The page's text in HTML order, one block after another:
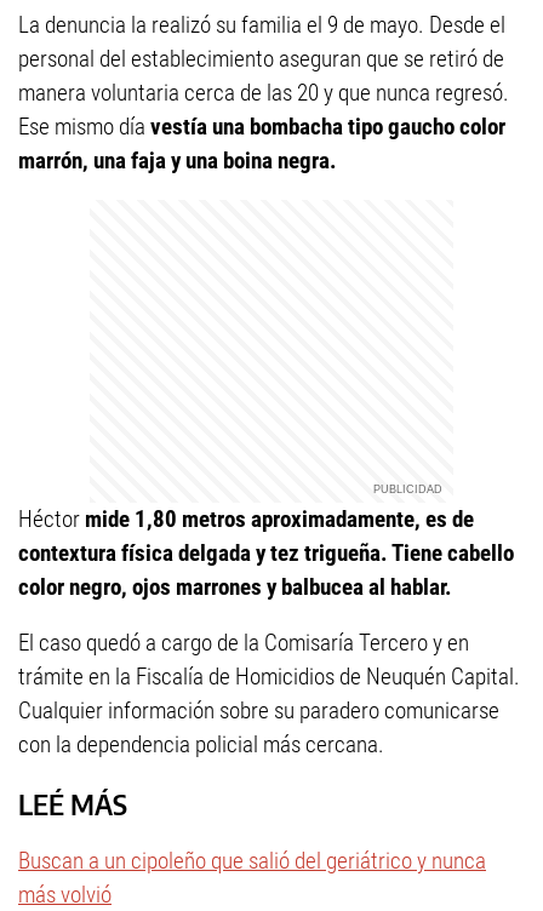
La denuncia la realizó su familia el 9 de mayo. Desde el
personal del establecimiento aseguran que se retiró de
manera voluntaria cerca de las 20 y que nunca regresó.
Ese mismo día vestía una bombacha tipo gaucho color
marrón, una faja y una boina negra.
Héctor mide 1,80 metros aproximadamente, es de
contextura física delgada y tez trigueña. Tiene cabello
color negro, ojos marrones y balbucea al hablar.
El caso quedó a cargo de la Comisaría Tercero y en
trámite en la Fiscalía de Homicidios de Neuquén Capital.
Cualquier información sobre su paradero comunicarse
con la dependencia policial más cercana.
LEÉ MÁS
Buscan a un cipoleño que salió del geriátrico y nunca
más volvió